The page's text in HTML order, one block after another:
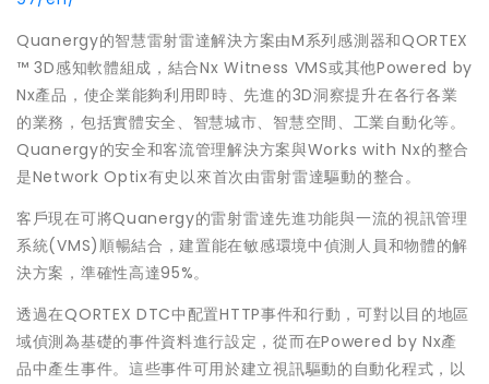
Quanergy的智慧雷射雷達解決方案由M系列感測器和QORTEX
™ 3D感知軟體組成，結合Nx Witness VMS或其他Powered by
Nx產品，使企業能夠利用即時、先進的3D洞察提升在各行各業
的業務，包括實體安全、智慧城市、智慧空間、工業自動化等。
Quanergy的安全和客流管理解決方案與Works with Nx的整合
是Network Optix有史以來首次由雷射雷達驅動的整合。
客戶現在可將Quanergy的雷射雷達先進功能與一流的視訊管理
系統(VMS)順暢結合，建置能在敏感環境中偵測人員和物體的解
決方案，準確性高達95%。
透過在QORTEX DTC中配置HTTP事件和行動，可對以目的地區
域偵測為基礎的事件資料進行設定，從而在Powered by Nx產
品中產生事件。這些事件可用於建立視訊驅動的自動化程式，以